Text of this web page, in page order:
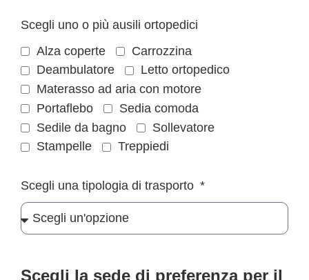
Scegli uno o più ausili ortopedici
Alza coperte
Carrozzina
Deambulatore
Letto ortopedico
Materasso ad aria con motore
Portaflebo
Sedia comoda
Sedile da bagno
Sollevatore
Stampelle
Treppiedi
Scegli una tipologia di trasporto
Scegli la sede di preferenza per il